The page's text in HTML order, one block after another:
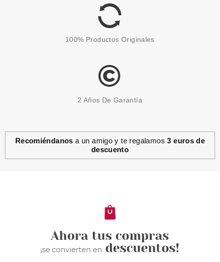
3.30€
ESSENCE
1.53€
100% Productos Originales
2 Años De Garantía
Recomiéndanos a un amigo y te regalamos3 euros de
descuento